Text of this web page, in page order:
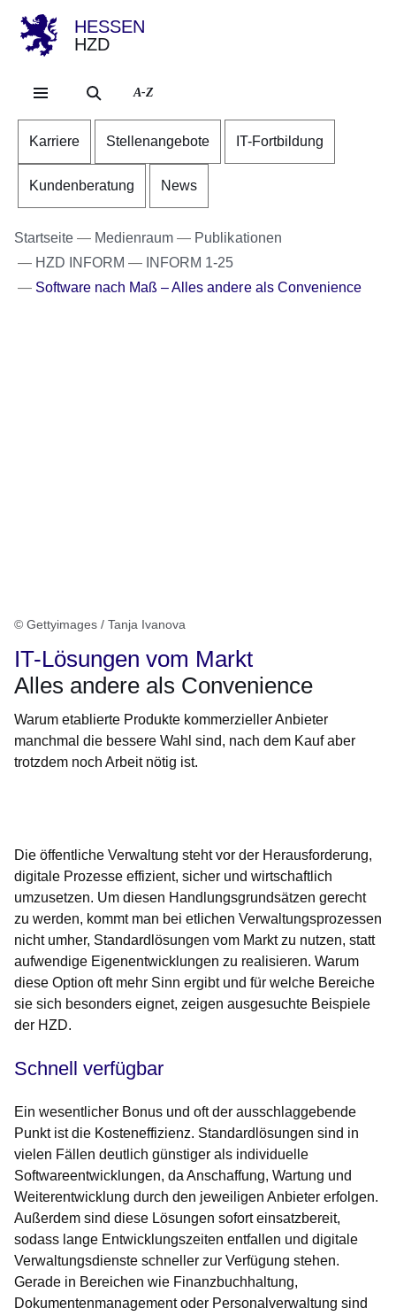
HESSEN
HZD
A-Z
Karriere Stellenangebote IT-Fortbildung
Kundenberatung News
Startseite Medienraum
Publikationen
HZD INFORM
INFORM 1-25
Software nach Maß – Alles andere als Convenience
© Gettyimages / Tanja Ivanova
IT-Lösungen vom Markt
Alles andere als Convenience
Warum etablierte Produkte kommerzieller Anbieter
manchmal die bessere Wahl sind, nach dem Kauf aber
trotzdem noch Arbeit nötig ist.
Die öffentliche Verwaltung steht vor der Herausforderung,
digitale Prozesse effizient, sicher und wirtschaftlich
umzusetzen. Um diesen Handlungsgrundsätzen gerecht
zu werden, kommt man bei etlichen Verwaltungsprozessen
nicht umher, Standardlösungen vom Markt zu nutzen, statt
aufwendige Eigenentwicklungen zu realisieren. Warum
diese Option oft mehr Sinn ergibt und für welche Bereiche
sie sich besonders eignet, zeigen ausgesuchte Beispiele
der HZD.
Schnell verfügbar
Ein wesentlicher Bonus und oft der ausschlaggebende
Punkt ist die Kosteneffizienz. Standardlösungen sind in
vielen Fällen deutlich günstiger als individuelle
Softwareentwicklungen, da Anschaffung, Wartung und
Weiterentwicklung durch den jeweiligen Anbieter erfolgen.
Außerdem sind diese Lösungen sofort einsatzbereit,
sodass lange Entwicklungszeiten entfallen und digitale
Verwaltungsdienste schneller zur Verfügung stehen.
Gerade in Bereichen wie Finanzbuchhaltung,
Dokumentenmanagement oder Personalverwaltung sind